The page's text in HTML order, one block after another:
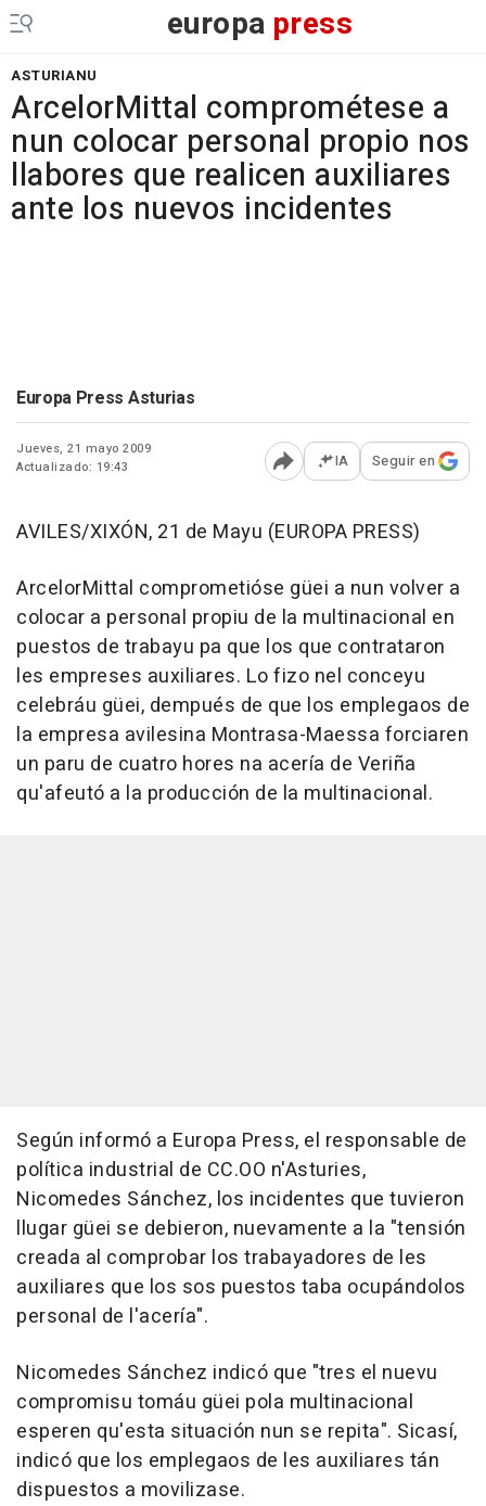
europa press
ASTURIANU
ArcelorMittal comprométese a
nun colocar personal propio nos
llabores que realicen auxiliares
ante los nuevos incidentes
Europa Press Asturias
Jueves, 21 mayo 2009
Actualizado: 19:43
Abrir opciones para
IA Seguir en
AVILES/XIXÓN, 21 de Mayu (EUROPA PRESS)
ArcelorMittal comprometióse güei a nun volver a
colocar a personal propiu de la multinacional en
puestos de trabayu pa que los que contrataron
les empreses auxiliares. Lo fizo nel conceyu
celebráu güei, dempués de que los emplegaos de
la empresa avilesina Montrasa-Maessa forciaren
un paru de cuatro hores na acería de Veriña
qu'afeutó a la producción de la multinacional.
Según informó a Europa Press, el responsable de
política industrial de CC.OO n'Asturies,
Nicomedes Sánchez, los incidentes que tuvieron
llugar güei se debieron, nuevamente a la "tensión
creada al comprobar los trabayadores de les
auxiliares que los sos puestos taba ocupándolos
personal de l'acería".
Nicomedes Sánchez indicó que "tres el nuevu
compromisu tomáu güei pola multinacional
esperen qu'esta situación nun se repita". Sicasí,
indicó que los emplegaos de les auxiliares tán
dispuestos a movilizase.